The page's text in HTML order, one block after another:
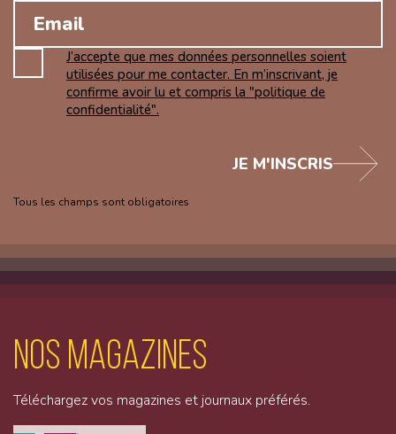
J’accepte que mes données personnelles soient
utilisées pour me contacter. En m’inscrivant, je
confirme avoir lu et compris la "politique de
confidentialité".
Tous les champs sont obligatoires
JE M'INSCRIS
Nos magazines
Téléchargez vos magazines et journaux préférés.